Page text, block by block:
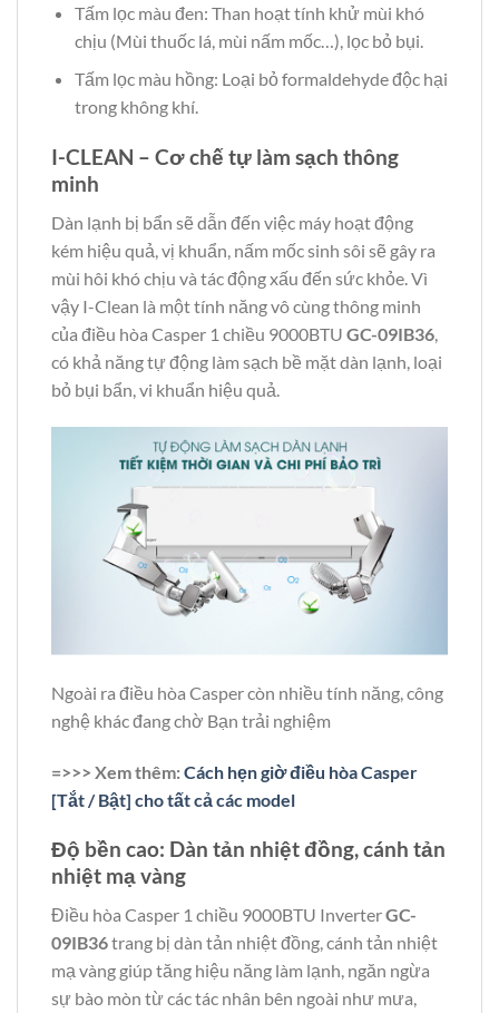
Tấm lọc màu đen: Than hoạt tính khử mùi khó
chịu (Mùi thuốc lá, mùi nấm mốc…), lọc bỏ bụi.
Tấm lọc màu hồng: Loại bỏ formaldehyde độc hại
trong không khí.
I-CLEAN – Cơ chế tự làm sạch thông
minh
Dàn lạnh bị bẩn sẽ dẫn đến việc máy hoạt động
kém hiệu quả, vị khuẩn, nấm mốc sinh sôi sẽ gây ra
mùi hôi khó chịu và tác động xấu đến sức khỏe. Vì
vậy I-Clean là một tính năng vô cùng thông minh
của điều hòa Casper 1 chiều 9000BTU GC-09IB36
có khả năng tự động làm sạch bề mặt dàn lạnh, loại
bỏ bụi bẩn, vi khuẩn hiệu quả.
Ngoài ra điều hòa Casper còn nhiều tính năng, công
nghệ khác đang chờ Bạn trải nghiệm
=>>> Xem thêm:Cách hẹn giờ điều hòa Casper
[Tắt / Bật] cho tất cả các model
Độ bền cao: Dàn tản nhiệt đồng, cánh tản
nhiệt mạ vàng
Điều hòa Casper 1 chiều 9000BTU InverterGC-
09IB36trang bị dàn tản nhiệt đồng, cánh tản nhiệt
mạ vàng giúp tăng hiệu năng làm lạnh, ngăn ngừa
sự bào mòn từ các tác nhân bên ngoài như mưa,